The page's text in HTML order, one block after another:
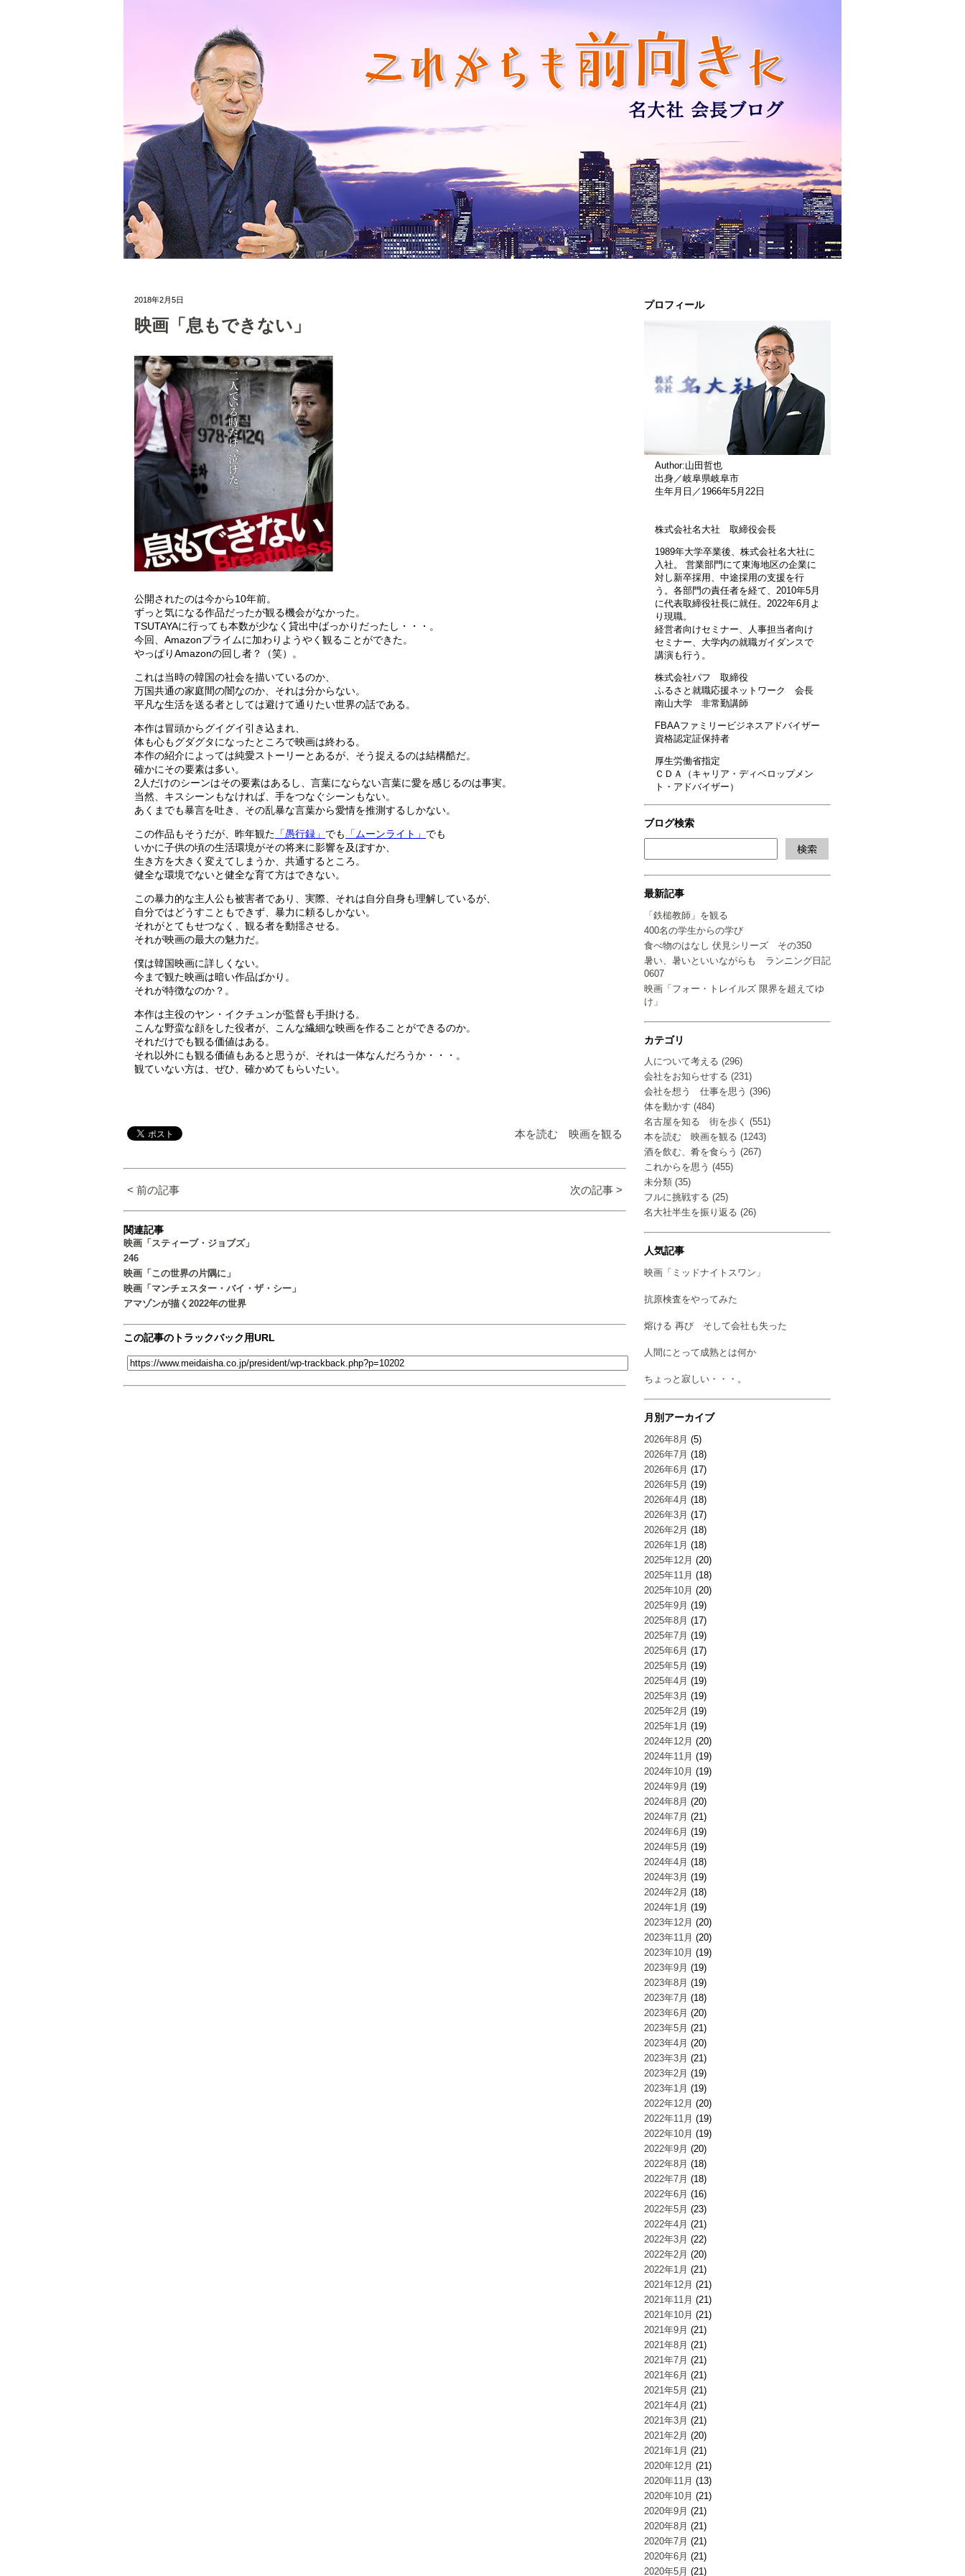
プロフィール
Author:山田哲也
出身／岐阜県岐阜市
生年月日／1966年5月22日
株式会社名大社 取締役会長
1989年大学卒業後、株式会社名大社に
入社。 営業部門にて東海地区の企業に
対し新卒採用、中途採用の支援を行
う。各部門の責任者を経て、2010年5月
に代表取締役社長に就任。2022年6月よ
り現職。
経営者向けセミナー、人事担当者向け
セミナー、大学内の就職ガイダンスで
講演も行う。
株式会社パフ 取締役
ふるさと就職応援ネットワーク 会長
南山大学 非常勤講師
FBAAファミリービジネスアドバイザー
資格認定証保持者
厚生労働省指定
ＣＤＡ（キャリア・ディベロップメン
ト・アドバイザー）
ブログ検索
最新記事
「鉄槌教師」を観る
400名の学生からの学び
食べ物のはなし 伏見シリーズ その350
暑い、暑いといいながらも ランニング日記
0607
映画「フォー・トレイルズ 限界を超えてゆ
け」
カテゴリ
人について考える (296)
会社をお知らせする (231)
会社を想う 仕事を思う (396)
体を動かす (484)
名古屋を知る 街を歩く (551)
本を読む 映画を観る (1243)
酒を飲む、肴を食らう (267)
これからを思う (455)
未分類 (35)
フルに挑戦する (25)
名大社半生を振り返る (26)
人気記事
映画「ミッドナイトスワン」
抗原検査をやってみた
熔ける 再び そして会社も失った
人間にとって成熟とは何か
ちょっと寂しい・・・。
月別アーカイブ
2026年8月 (5)
2026年7月 (18)
2026年6月 (17)
2026年5月 (19)
2026年4月 (18)
2026年3月 (17)
2026年2月 (18)
2026年1月 (18)
2025年12月 (20)
2025年11月 (18)
2025年10月 (20)
2025年9月 (19)
2025年8月 (17)
2025年7月 (19)
2025年6月 (17)
2025年5月 (19)
2025年4月 (19)
2025年3月 (19)
2025年2月 (19)
2025年1月 (19)
2024年12月 (20)
2024年11月 (19)
2024年10月 (19)
2024年9月 (19)
2024年8月 (20)
2024年7月 (21)
2024年6月 (19)
2024年5月 (19)
2024年4月 (18)
2024年3月 (19)
2024年2月 (18)
2024年1月 (19)
2023年12月 (20)
2023年11月 (20)
2023年10月 (19)
2023年9月 (19)
2023年8月 (19)
2023年7月 (18)
2023年6月 (20)
2023年5月 (21)
2023年4月 (20)
2023年3月 (21)
2023年2月 (19)
2023年1月 (19)
2022年12月 (20)
2022年11月 (19)
2022年10月 (19)
2022年9月 (20)
2022年8月 (18)
2022年7月 (18)
2022年6月 (16)
2022年5月 (23)
2022年4月 (21)
2022年3月 (22)
2022年2月 (20)
2022年1月 (21)
2021年12月 (21)
2021年11月 (21)
2021年10月 (21)
2021年9月 (21)
2021年8月 (21)
2021年7月 (21)
2021年6月 (21)
2021年5月 (21)
2021年4月 (21)
2021年3月 (21)
2021年2月 (20)
2021年1月 (21)
2020年12月 (21)
2020年11月 (13)
2020年10月 (21)
2020年9月 (21)
2020年8月 (21)
2020年7月 (21)
2020年6月 (21)
2020年5月 (21)
2018年2月5日
映画「息もできない」
公開されたのは今から10年前。
ずっと気になる作品だったが観る機会がなかった。
TSUTAYAに行っても本数が少なく貸出中ばっかりだったし・・・。
今回、Amazonプライムに加わりようやく観ることができた。
やっぱりAmazonの回し者？（笑）。
これは当時の韓国の社会を描いているのか、
万国共通の家庭間の闇なのか、それは分からない。
平凡な生活を送る者としては避けて通りたい世界の話である。
本作は冒頭からグイグイ引き込まれ、
体も心もグダグタになったところで映画は終わる。
本作の紹介によっては純愛ストーリーとあるが、そう捉えるのは結構酷だ。
確かにその要素は多い。
2人だけのシーンはその要素はあるし、言葉にならない言葉に愛を感じるのは事実。
当然、キスシーンもなければ、手をつなぐシーンもない。
あくまでも暴言を吐き、その乱暴な言葉から愛情を推測するしかない。
この作品もそうだが、昨年観た 「愚行録」 でも 「ムーンライト」 でも
いかに子供の頃の生活環境がその将来に影響を及ぼすか、
生き方を大きく変えてしまうか、共通するところ。
健全な環境でないと健全な育て方はできない。
この暴力的な主人公も被害者であり、実際、それは自分自身も理解しているが、
自分ではどうすこともできず、暴力に頼るしかない。
それがとてもせつなく、観る者を動揺させる。
それが映画の最大の魅力だ。
僕は韓国映画に詳しくない。
今まで観た映画は暗い作品ばかり。
それが特徴なのか？。
本作は主役のヤン・イクチュンが監督も手掛ける。
こんな野蛮な顔をした役者が、こんな繊細な映画を作ることができるのか。
それだけでも観る価値はある。
それ以外にも観る価値もあると思うが、それは一体なんだろうか・・・。
観ていない方は、ぜひ、確かめてもらいたい。
本を読む 映画を観る
< 前の記事 次の記事 >
関連記事
映画「スティーブ・ジョブズ」
246
映画「この世界の片隅に」
映画「マンチェスター・バイ・ザ・シー」
アマゾンが描く2022年の世界
この記事のトラックバック用URL